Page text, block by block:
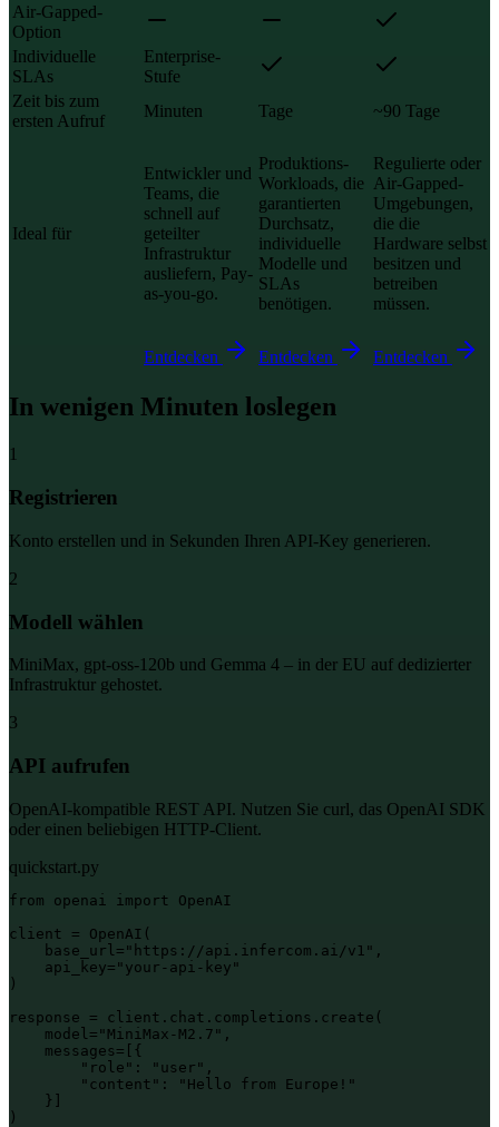
Air-Gapped-
Option
Individuelle
SLAs
Enterprise-
Stufe
Zeit bis zum
ersten Aufruf
Minuten Tage ~90 Tage
Ideal für
Entwickler und
Teams, die
schnell auf
geteilter
Infrastruktur
ausliefern, Pay-
as-you-go.
Produktions-
Workloads, die
garantierten
Durchsatz,
individuelle
Modelle und
SLAs
benötigen.
Regulierte oder
Air-Gapped-
Umgebungen,
die die
Hardware selbst
besitzen und
betreiben
müssen.
Entdecken Entdecken Entdecken
In wenigen Minuten loslegen
1
Registrieren
Konto erstellen und in Sekunden Ihren API-Key generieren.
2
Modell wählen
MiniMax, gpt-oss-120b und Gemma 4 – in der EU auf dedizierter
Infrastruktur gehostet.
3
API aufrufen
OpenAI-kompatible REST API. Nutzen Sie curl, das OpenAI SDK
oder einen beliebigen HTTP-Client.
quickstart.py
from openai import OpenAI
client = OpenAI(
    base_url="https://api.infercom.ai/v1",
    api_key="your-api-key"
)
response = client.chat.completions.create(
    model="MiniMax-M2.7",
    messages=[{
        "role": "user",
        "content": "Hello from Europe!"
    }]
)